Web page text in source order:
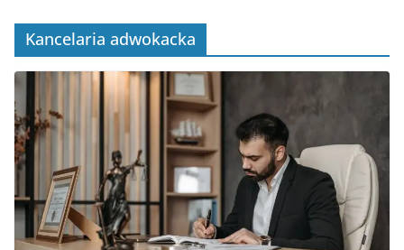
Kancelaria adwokacka